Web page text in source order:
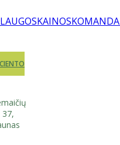
KAINOSKOMANDA
37,